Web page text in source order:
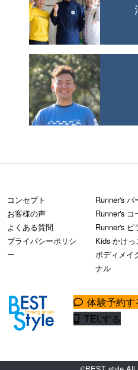
コンセプト
お客様の声
よくある質問
プライバシーポリシ
ー
Runner's パ
Runner's コ
Runner's ピ
Kids かけ
ボディメイ
ナル
体験予約す
TELする